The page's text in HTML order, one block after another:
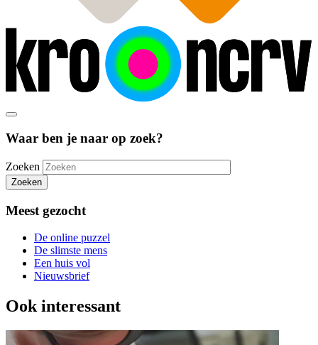
Waar ben je naar op zoek?
Zoeken
Zoeken
Meest gezocht
De online puzzel
De slimste mens
Een huis vol
Nieuwsbrief
Ook interessant